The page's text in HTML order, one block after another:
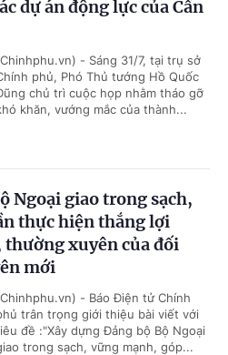
dự án động lực của Cần
- Sáng 31/7, tại trụ sở
phủ, Phó Thủ tướng Hồ Quốc
chủ trì cuộc họp nhằm tháo gỡ
khăn, vướng mắc của thành...
Ngoại giao trong sạch,
thực hiện thắng lợi
xuyên của đối
mới
- Báo Điện tử Chính
trân trọng giới thiệu bài viết với
đề :"Xây dựng Đảng bộ Bộ Ngoại
trong sạch, vững mạnh, góp...